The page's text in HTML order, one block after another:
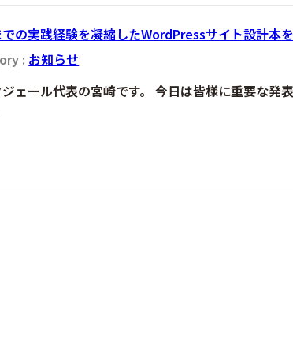
の実践経験を凝縮したWordPressサイト設計本
: お知らせ
ェール代表の宮崎です。 今日は皆様に重要な発